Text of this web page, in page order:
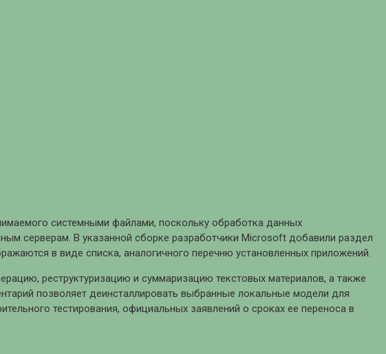
системными файлами, поскольку обработка данных
серверам. В указанной сборке разработчики Microsoft добавили раздел
в виде списка, аналогичного перечню установленных приложений.
реструктуризацию и суммаризацию текстовых материалов, а также
позволяет деинсталлировать выбранные локальные модели для
тестирования, официальных заявлений о сроках ее переноса в